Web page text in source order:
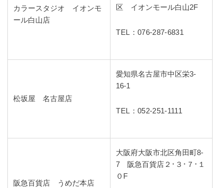
カラースタジオ イオンモ
ール白山店
区 イオンモール白山2F
TEL：076-287-6831
松坂屋 名古屋店
愛知県名古屋市中区栄3-
16-1
TEL：052-251-1111
阪急百貨店 うめだ本店
大阪府大阪市北区角田町8-
7 阪急百貨店２･３･７･１
０F